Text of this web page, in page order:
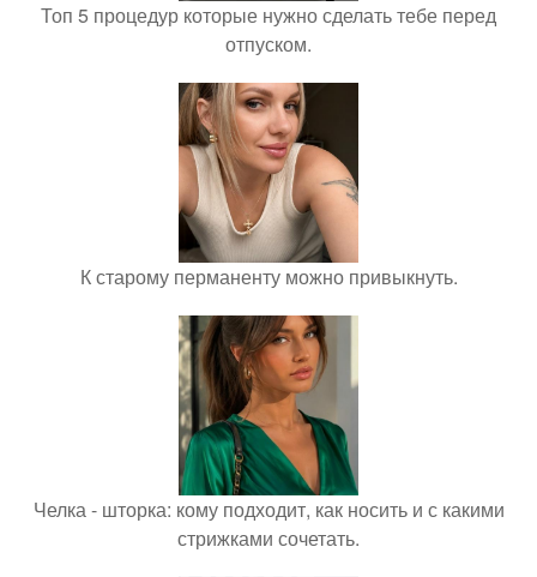
Топ 5 процедур которые нужно сделать тебе перед
отпуском.
К старому перманенту можно привыкнуть.
Челка - шторка: кому подходит, как носить и с какими
стрижками сочетать.